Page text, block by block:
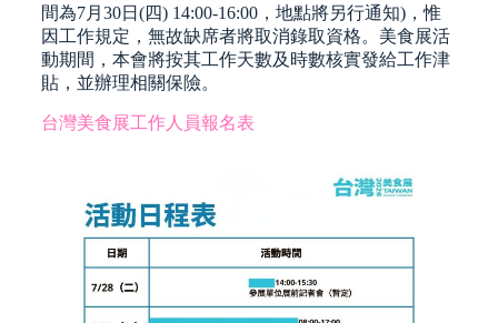
間為7月30日(四) 14:00-16:00，地點將另行通知)，惟
因工作規定，無故缺席者將取消錄取資格。美食展活
動期間，本會將按其工作天數及時數核實發給工作津
貼，並辦理相關保險。
台灣美食展工作人員報名表